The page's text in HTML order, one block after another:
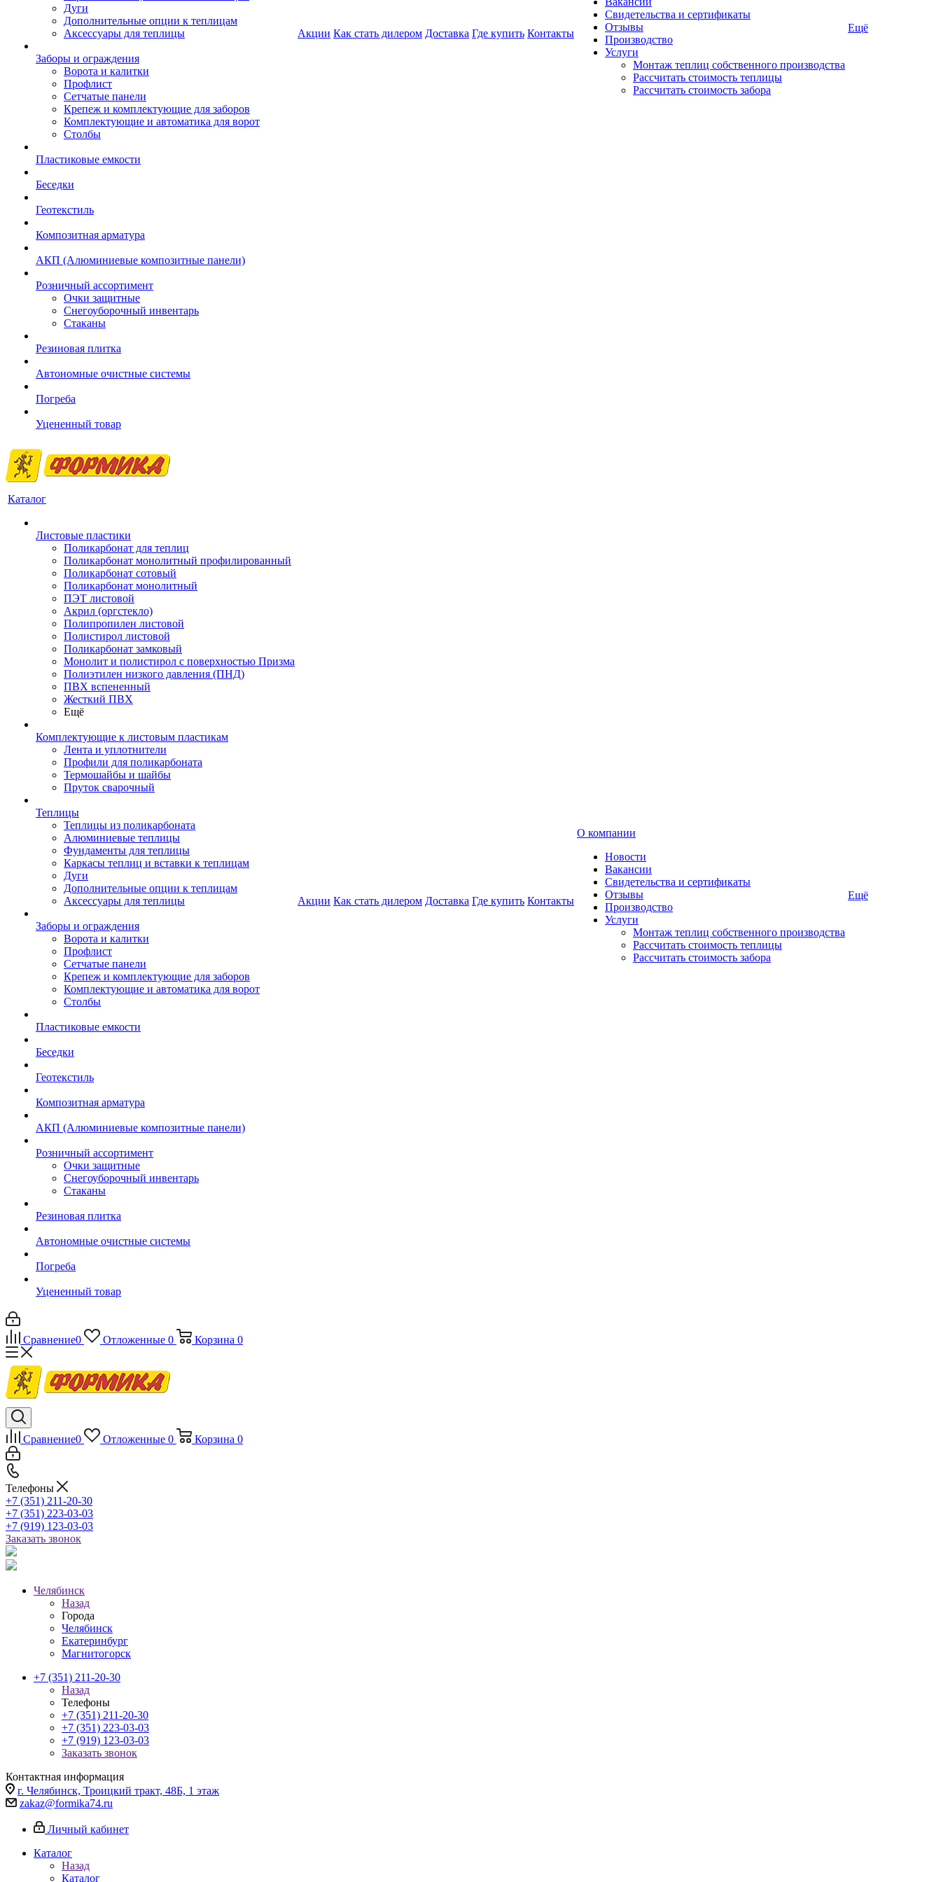
Дуги
Дополнительные опции к теплицам
Аксессуары для теплицы
Заборы и ограждения
Ворота и калитки
Профлист
Сетчатые панели
Крепеж и комплектующие для заборов
Комплектующие и автоматика для ворот
Столбы
Пластиковые емкости
Беседки
Геотекстиль
Композитная арматура
АКП (Алюминиевые композитные панели)
Розничный ассортимент
Очки защитные
Снегоуборочный инвентарь
Стаканы
Резиновая плитка
Автономные очистные системы
Погреба
Уцененный товар
Акции Как стать дилером Доставка Где купить Контакты
Свидетельства и сертификаты
Отзывы
Производство
Услуги
Монтаж теплиц собственного производства
Рассчитать стоимость теплицы
Рассчитать стоимость забора
Ещё
Каталог
Листовые пластики
Поликарбонат для теплиц
Поликарбонат монолитный профилированный
Поликарбонат сотовый
Поликарбонат монолитный
ПЭТ листовой
Акрил (оргстекло)
Полипропилен листовой
Полистирол листовой
Поликарбонат замковый
Монолит и полистирол с поверхностью Призма
Полиэтилен низкого давления (ПНД)
ПВХ вспененный
Жесткий ПВХ
Ещё
Комплектующие к листовым пластикам
Лента и уплотнители
Профили для поликарбоната
Термошайбы и шайбы
Пруток сварочный
Теплицы
Теплицы из поликарбоната
Алюминиевые теплицы
Фундаменты для теплицы
Каркасы теплиц и вставки к теплицам
Дуги
Дополнительные опции к теплицам
Аксессуары для теплицы
Заборы и ограждения
Ворота и калитки
Профлист
Сетчатые панели
Крепеж и комплектующие для заборов
Комплектующие и автоматика для ворот
Столбы
Пластиковые емкости
Беседки
Геотекстиль
Композитная арматура
АКП (Алюминиевые композитные панели)
Розничный ассортимент
Очки защитные
Снегоуборочный инвентарь
Стаканы
Резиновая плитка
Автономные очистные системы
Погреба
Уцененный товар
Акции Как стать дилером Доставка Где купить Контакты
О компании
Новости
Вакансии
Свидетельства и сертификаты
Отзывы
Производство
Услуги
Монтаж теплиц собственного производства
Рассчитать стоимость теплицы
Рассчитать стоимость забора
Ещё
Сравнение0 Отложенные 0 Корзина 0
Сравнение0 Отложенные 0 Корзина 0
Телефоны
+7 (351) 211-20-30
+7 (351) 223-03-03
+7 (919) 123-03-03
Заказать звонок
Челябинск
Назад
Города
Челябинск
Екатеринбург
Магнитогорск
+7 (351) 211-20-30
Назад
Телефоны
+7 (351) 211-20-30
+7 (351) 223-03-03
+7 (919) 123-03-03
Заказать звонок
Контактная информация
г. Челябинск, Троицкий тракт, 48Б, 1 этаж
zakaz@formika74.ru
Личный кабинет
Каталог
Назад
Каталог